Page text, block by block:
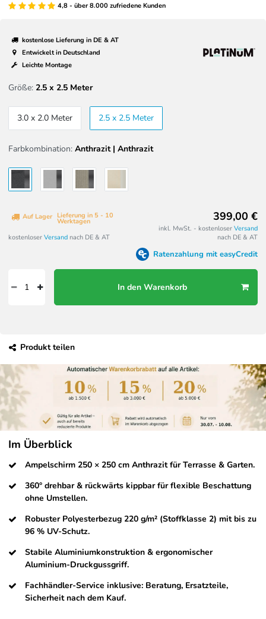
4,8 - über 8.000 zufriedene Kunden
kostenlose Lieferung in DE & AT
Entwickelt in Deutschland
Leichte Montage
Größe: 2.5 x 2.5 Meter
3.0 x 2.0 Meter 2.5 x 2.5 Meter
Farbkombination: Anthrazit | Anthrazit
Lieferung in 5 - 10
Werktagen
Auf Lager
kostenloser Versand nach DE & AT
399,00 €
inkl. MwSt. - kostenloser Versand
nach DE & AT
Ratenzahlung mit easyCredit
In den Warenkorb
Produkt teilen
Im Überblick
Ampelschirm 250 × 250 cm Anthrazit für Terrasse & Garten.
360° drehbar & rückwärts kippbar für flexible Beschattung
ohne Umstellen.
Robuster Polyesterbezug 220 g/m² (Stoffklasse 2) mit bis zu
96 % UV-Schutz.
Stabile Aluminiumkonstruktion & ergonomischer
Aluminium-Druckgussgriff.
Fachhändler-Service inklusive: Beratung, Ersatzteile,
Sicherheit nach dem Kauf.